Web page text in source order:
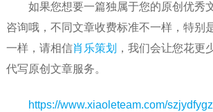
如果您想要一篇独属于您的原创优秀
咨询哦，不同文章收费标准不一样，特别
一样，请相信肖乐策划
，我们会让您花更
代写原创文章服务。
https://www.xiaoleteam.com/